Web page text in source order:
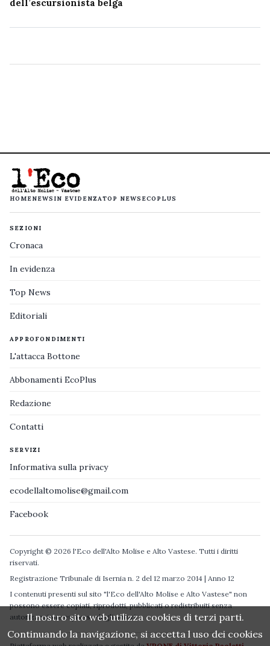
dell’escursionista belga
HOMENEWS IN EVIDENZATOP NEWS ECOPLUS
SEZIONI
Cronaca
In evidenza
Top News
Editoriali
APPROFONDIMENTI
L'attacca Bottone
Abbonamenti EcoPlus
Redazione
Contatti
SERVIZI
Informativa sulla privacy
ecodellaltomolise@gmail.com
Facebook
Copyright © 2026 l'Eco dell'Alto Molise e Alto Vastese. Tutti i diritti
riservati.
Registrazione Tribunale di Isernia n. 2 del 12 marzo 2014 | Anno 12
I contenuti presenti sul sito "l'Eco dell'Alto Molise e Alto Vastese" non
possono essere copiati, riprodotti, pubblicati o redistribuiti senza
autorizzazione espressa degli autori.
Il nostro sito web utilizza cookies di terzi parti.
Continuando la navigazione, si accetta l uso dei cookies